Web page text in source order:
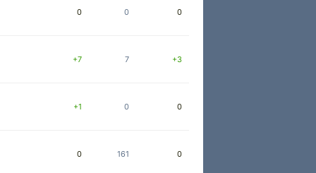
0 0 0
+7 7 +3
+1 0 0
0 161 0